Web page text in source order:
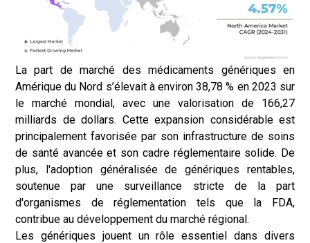
La part de marché des médicaments génériques en
Amérique du Nord s’élevait à environ 38,78 % en 2023 sur
le marché mondial, avec une valorisation de 166,27
milliards de dollars. Cette expansion considérable est
principalement favorisée par son infrastructure de soins
de santé avancée et son cadre réglementaire solide. De
plus, l'adoption généralisée de génériques rentables,
soutenue par une surveillance stricte de la part
d'organismes de réglementation tels que la FDA,
contribue au développement du marché régional.
Les génériques jouent un rôle essentiel dans divers